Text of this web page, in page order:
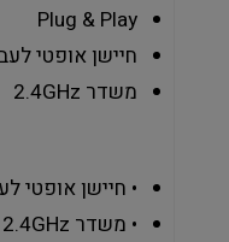
Plug & Play
חיישן אופטי
משדר 2.4GHz
• חיישן אופטי
• משדר 2.4GHz